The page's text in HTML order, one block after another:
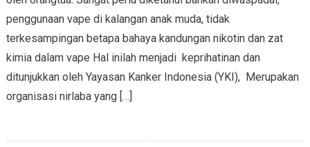
penggunaan vape di kalangan anak muda, tidak
terkesampingan betapa bahaya kandungan nikotin dan zat
kimia dalam vape Hal inilah menjadi keprihatinan dan
ditunjukkan oleh Yayasan Kanker Indonesia (YKI), Merupakan
organisasi nirlaba yang […]